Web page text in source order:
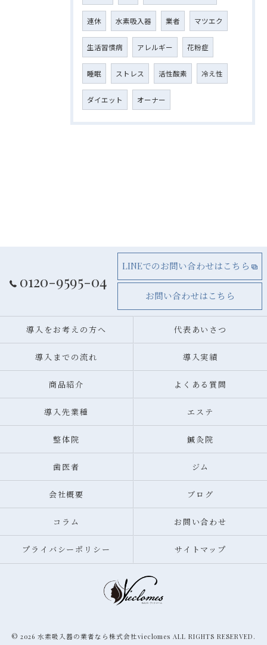
連休 水素吸入器 業者 マツエク
生活習慣病 アレルギー 花粉症
睡眠 ストレス 活性酸素 冷え性
ダイエット オーナー
0120-9595-04
LINEでのお問い合わせはこちら
お問い合わせはこちら
導入をお考えの方へ 代表あいさつ
導入までの流れ 導入実績
商品紹介 よくある質問
導入先業種 エステ
整体院 鍼灸院
歯医者 ジム
会社概要 ブログ
コラム お問い合わせ
プライバシーポリシー サイトマップ
© 2026 水素吸入器の業者なら株式会社vieclomes ALL RIGHTS RESERVED.